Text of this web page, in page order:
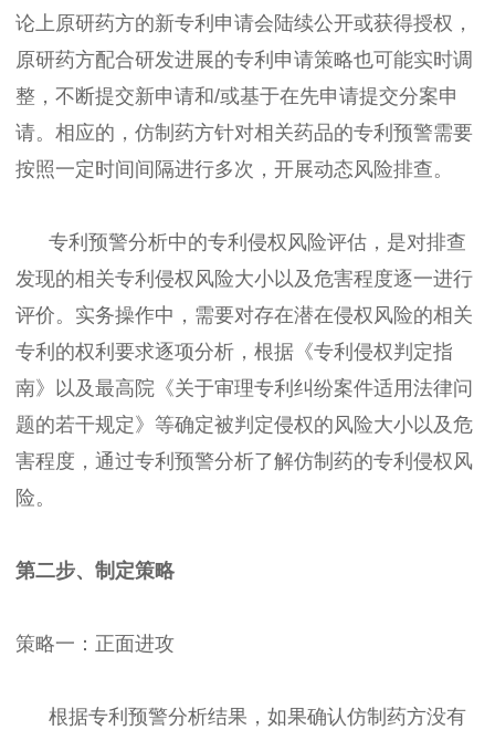
论上原研药方的新专利申请会陆续公开或获得授权，
原研药方配合研发进展的专利申请策略也可能实时调
整，不断提交新申请和/或基于在先申请提交分案申
请。相应的，仿制药方针对相关药品的专利预警需要
按照一定时间间隔进行多次，开展动态风险排查。
专利预警分析中的专利侵权风险评估，是对排查
发现的相关专利侵权风险大小以及危害程度逐一进行
评价。实务操作中，需要对存在潜在侵权风险的相关
专利的权利要求逐项分析，根据《专利侵权判定指
南》以及最高院《关于审理专利纠纷案件适用法律问
题的若干规定》等确定被判定侵权的风险大小以及危
害程度，通过专利预警分析了解仿制药的专利侵权风
险。
第二步、制定策略
策略一：正面进攻
根据专利预警分析结果，如果确认仿制药方没有